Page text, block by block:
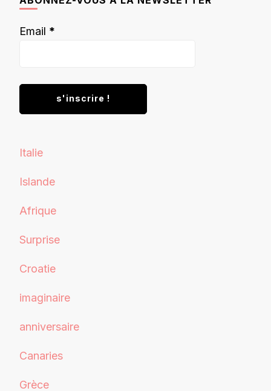
Email *
Italie
Islande
Afrique
Surprise
Croatie
imaginaire
anniversaire
Canaries
Grèce